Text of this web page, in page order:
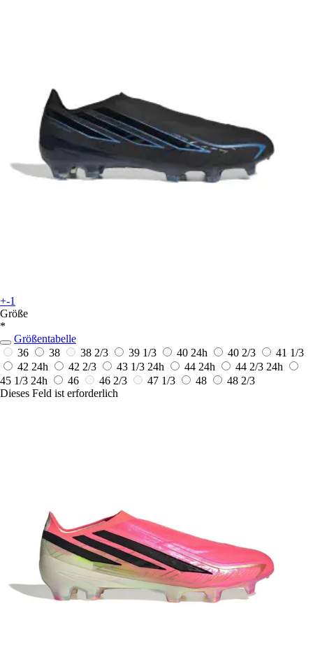
+-1
Größe
*
Größentabelle
36
38 38 2/3 39 1/3 40 24h 40 2/3
41 1/3
42 24h 42 2/3 43 1/3 24h 44 24h 44 2/3 24h
45 1/3 24h 46 46 2/3 47 1/3 48
48 2/3
Dieses Feld ist erforderlich